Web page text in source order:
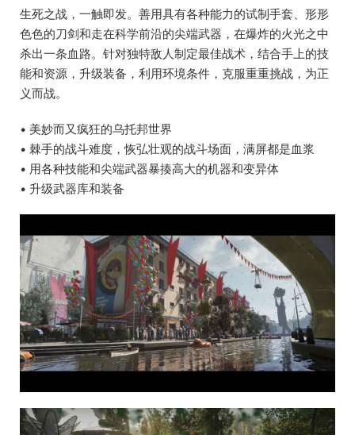
生死之战，一触即发。善用具有各种能力的试制手套、形形
色色的刀剑和走在科学前沿的尖端武器，在爆炸的火光之中
杀出一条血路。针对独特敌人制定最佳战术，结合手上的技
能和资源，升级装备，利用环境条件，克服重重挑战，为正
义而战。
• 美妙而又疯狂的乌托邦世界
• 棘手的战斗难度，恢弘壮观的战斗场面，满屏都是血浆
• 用各种技能和尖端武器暴揍高大的机器和变异体
• 升级武器库和装备